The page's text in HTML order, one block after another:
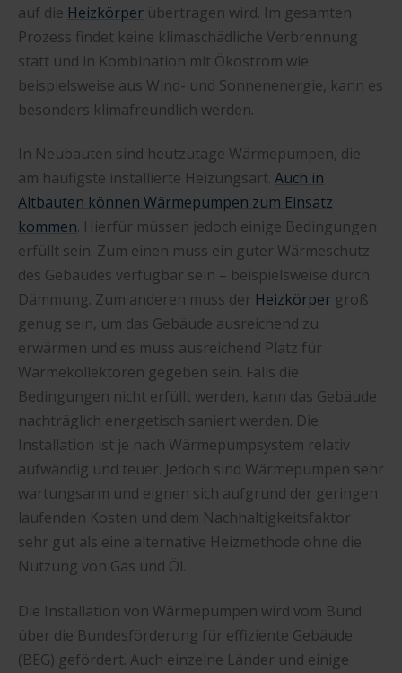
auf die Heizkörper übertragen wird. Im gesamten
Prozess findet keine klimaschädliche Verbrennung
statt und in Kombination mit Ökostrom wie
beispielsweise aus Wind- und Sonnenenergie, kann es
besonders klimafreundlich werden.
In Neubauten sind heutzutage Wärmepumpen, die
am häufigste installierte Heizungsart. Auch in
Altbauten können Wärmepumpen zum Einsatz
kommen. Hierfür müssen jedoch einige Bedingungen
erfüllt sein. Zum einen muss ein guter Wärmeschutz
des Gebäudes verfügbar sein – beispielsweise durch
Dämmung. Zum anderen muss der Heizkörper groß
genug sein, um das Gebäude ausreichend zu
erwärmen und es muss ausreichend Platz für
Wärmekollektoren gegeben sein. Falls die
Bedingungen nicht erfüllt werden, kann das Gebäude
nachträglich energetisch saniert werden. Die
Installation ist je nach Wärmepumpsystem relativ
aufwändig und teuer. Jedoch sind Wärmepumpen sehr
wartungsarm und eignen sich aufgrund der geringen
laufenden Kosten und dem Nachhaltigkeitsfaktor
sehr gut als eine alternative Heizmethode ohne die
Nutzung von Gas und Öl.
Die Installation von Wärmepumpen wird vom Bund
über die Bundesförderung für effiziente Gebäude
(BEG) gefördert. Auch einzelne Länder und einige